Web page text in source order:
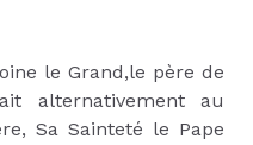
le Grand,le père de
alternativement au
Sa Sainteté le Pape